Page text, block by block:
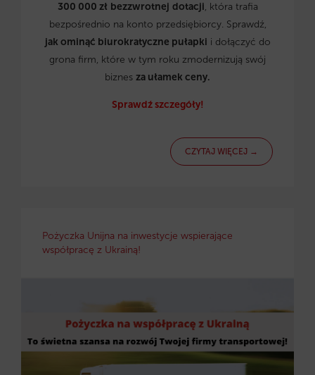
300 000 zł bezzwrotnej dotacji, która trafia
bezpośrednio na konto przedsiębiorcy. Sprawdź,
jak ominąć biurokratyczne pułapki i dołączyć do
grona firm, które w tym roku zmodernizują swój
biznes za ułamek ceny.
Sprawdź szczegóły!
CZYTAJ WIĘCEJ →
Pożyczka Unijna na inwestycje wspierające
współpracę z Ukrainą!